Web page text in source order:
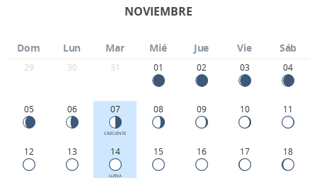
NOVIEMBRE
Dom Lun Mar Mié Jue Vie Sáb
29 30 31 01 02 03 04
05 06 07
CRECIENTE
08 09 10 11
12 13 14
LLENA
15 16 17 18